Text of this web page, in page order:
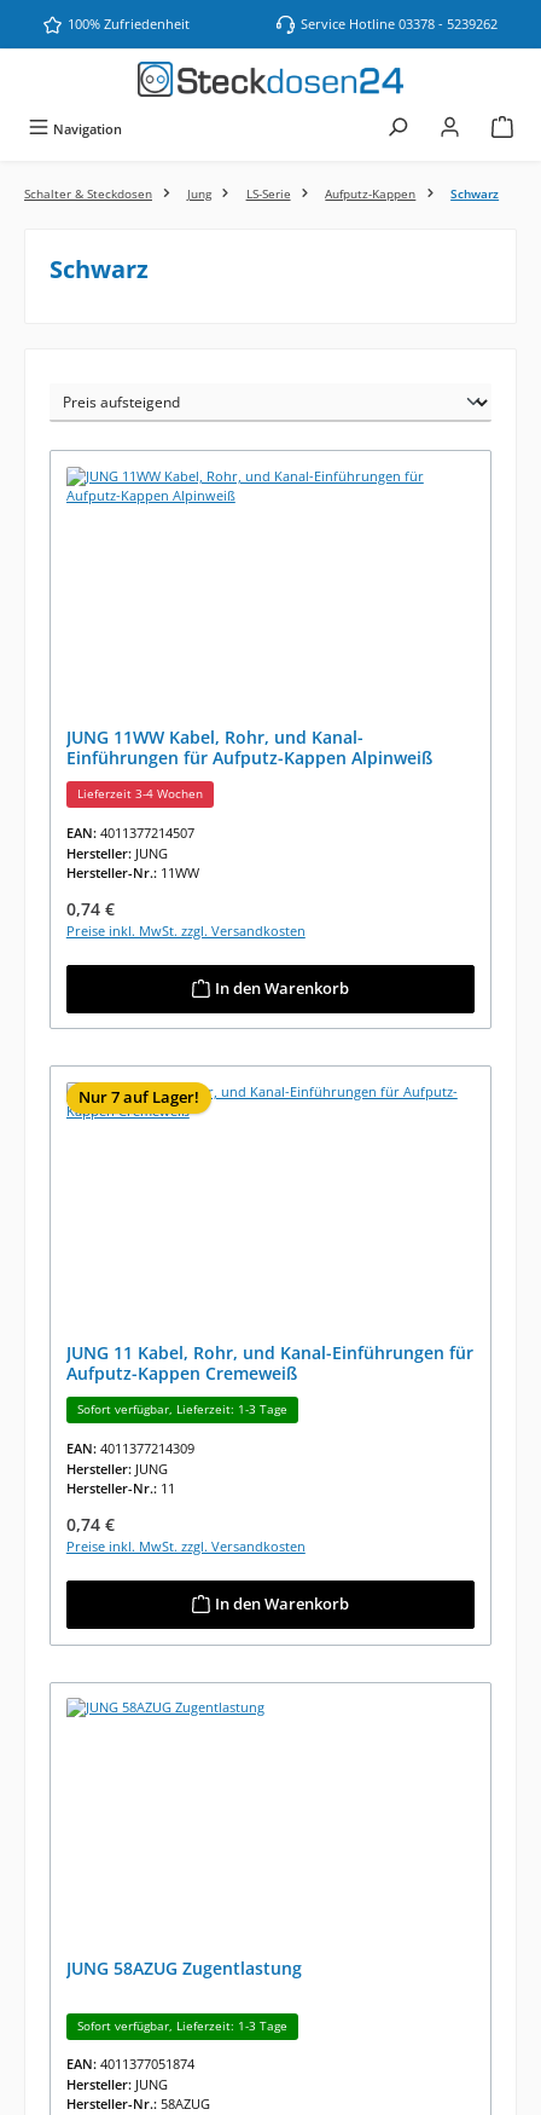
Zum Hauptinhalt springen
100% Zufriedenheit Service Hotline 03378 - 5239262
Navigation
Schalter & Steckdosen Jung LS-Serie Aufputz-Kappen Schwarz
Schwarz
JUNG 11WW Kabel, Rohr, und Kanal-
Einführungen für Aufputz-Kappen Alpinweiß
Lieferzeit 3-4 Wochen
EAN: 4011377214507
Hersteller: JUNG
Hersteller-Nr.: 11WW
Regulärer Preis:
0,74 €
Preise inkl. MwSt. zzgl. Versandkosten
In den Warenkorb
Nur 7 auf Lager!
JUNG 11 Kabel, Rohr, und Kanal-Einführungen für
Aufputz-Kappen Cremeweiß
Sofort verfügbar, Lieferzeit: 1-3 Tage
EAN: 4011377214309
Hersteller: JUNG
Hersteller-Nr.: 11
Regulärer Preis:
0,74 €
Preise inkl. MwSt. zzgl. Versandkosten
In den Warenkorb
JUNG 58AZUG Zugentlastung
Sofort verfügbar, Lieferzeit: 1-3 Tage
EAN: 4011377051874
Hersteller: JUNG
Hersteller-Nr.: 58AZUG